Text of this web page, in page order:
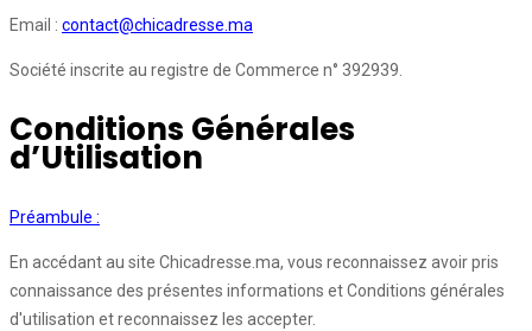
Email : contact@chicadresse.ma
Société inscrite au registre de Commerce n° 392939.
Conditions Générales
d’Utilisation
Préambule :
En accédant au site Chicadresse.ma, vous reconnaissez avoir pris
connaissance des présentes informations et Conditions générales
d'utilisation et reconnaissez les accepter.